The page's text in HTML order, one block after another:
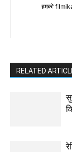
हमको
RELATED